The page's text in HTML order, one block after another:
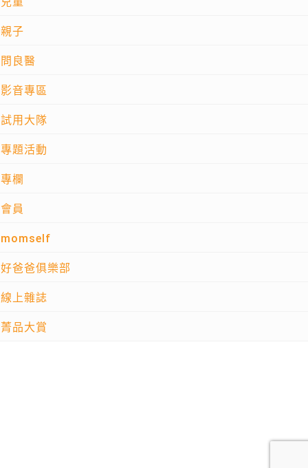
親子
問良醫
影音專區
試用大隊
專題活動
專欄
會員
momself
好爸爸俱樂部
線上雜誌
菁品大賞